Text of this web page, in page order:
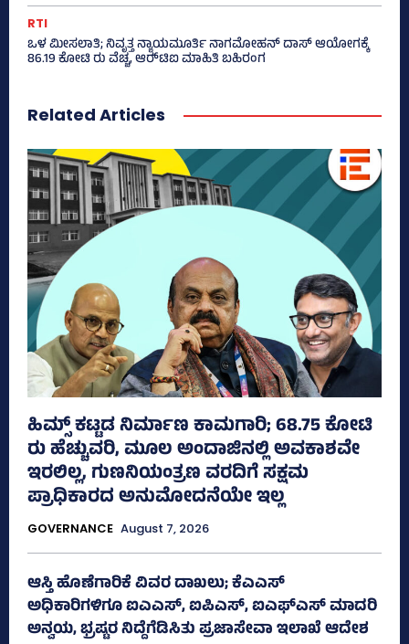
RTI
ಒಳ ಮೀಸಲಾತಿ; ನಿವೃತ್ತ ನ್ಯಾಯಮೂರ್ತಿ ನಾಗಮೋಹನ್ ದಾಸ್ ಆಯೋಗಕ್ಕೆ
86.19 ಕೋಟಿ ರು ವೆಚ್ಚ, ಆರ್‍‌ಟಿಐ ಮಾಹಿತಿ ಬಹಿರಂಗ
Related Articles
ಹಿಮ್ಸ್‌ ಕಟ್ಟಡ ನಿರ್ಮಾಣ ಕಾಮಗಾರಿ; 68.75 ಕೋಟಿ
ರು ಹೆಚ್ಚುವರಿ, ಮೂಲ ಅಂದಾಜಿನಲ್ಲಿ ಅವಕಾಶವೇ
ಇರಲಿಲ್ಲ, ಗುಣನಿಯಂತ್ರಣ ವರದಿಗೆ ಸಕ್ಷಮ
ಪ್ರಾಧಿಕಾರದ ಅನುಮೋದನೆಯೇ ಇಲ್ಲ
GOVERNANCE August 7, 2026
ಆಸ್ತಿ ಹೊಣೆಗಾರಿಕೆ ವಿವರ ದಾಖಲು; ಕೆಎಎಸ್
ಅಧಿಕಾರಿಗಳಿಗೂ ಐಎಎಸ್‌, ಐಪಿಎಸ್‌, ಐಎಫ್‌ಎಸ್‌ ಮಾದರಿ
ಅನ್ವಯ, ಭ್ರಷ್ಟರ ನಿದ್ದೆಗೆಡಿಸಿತು ಪ್ರಜಾಸೇವಾ ಇಲಾಖೆ ಆದೇಶ